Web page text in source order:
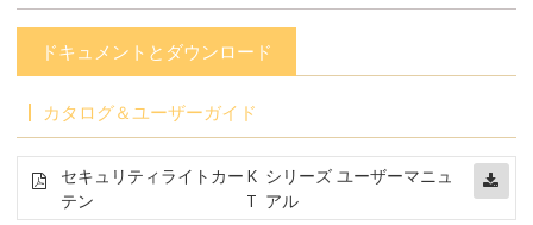
ドキュメントとダウンロード
カタログ＆ユーザーガイド
セキュリティライトカー
テン
K
T
シリーズ ユーザーマニュ
アル